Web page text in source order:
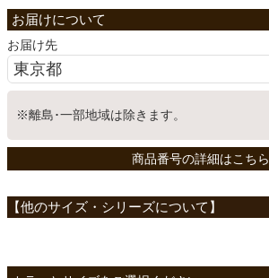
お届け先
※離島･一部地域は除きます。
商品番号の詳細はこちら